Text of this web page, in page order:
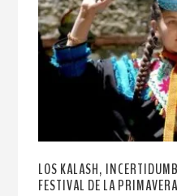
LOS KALASH,
FESTIVAL DE LA PRIMAVERA